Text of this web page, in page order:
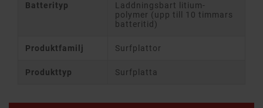
Batterityp
Laddningsbart litium-
polymer (upp till 10 timmars
batteritid)
Produktfamilj Surfplattor
Produkttyp Surfplatta